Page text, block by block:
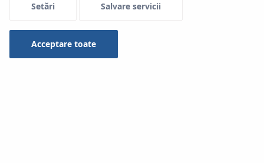
Setări Salvare servicii
Acceptare toate